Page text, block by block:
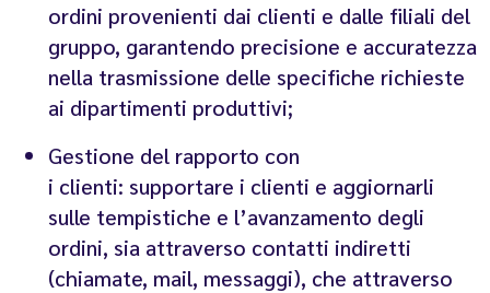
ordini provenienti dai clienti e dalle filiali del
gruppo, garantendo precisione e accuratezza
nella trasmissione delle specifiche richieste
ai dipartimenti produttivi;
Gestione del rapporto con
i clienti: supportare i clienti e aggiornarli
sulle tempistiche e l’avanzamento degli
ordini, sia attraverso contatti indiretti
(chiamate, mail, messaggi), che attraverso